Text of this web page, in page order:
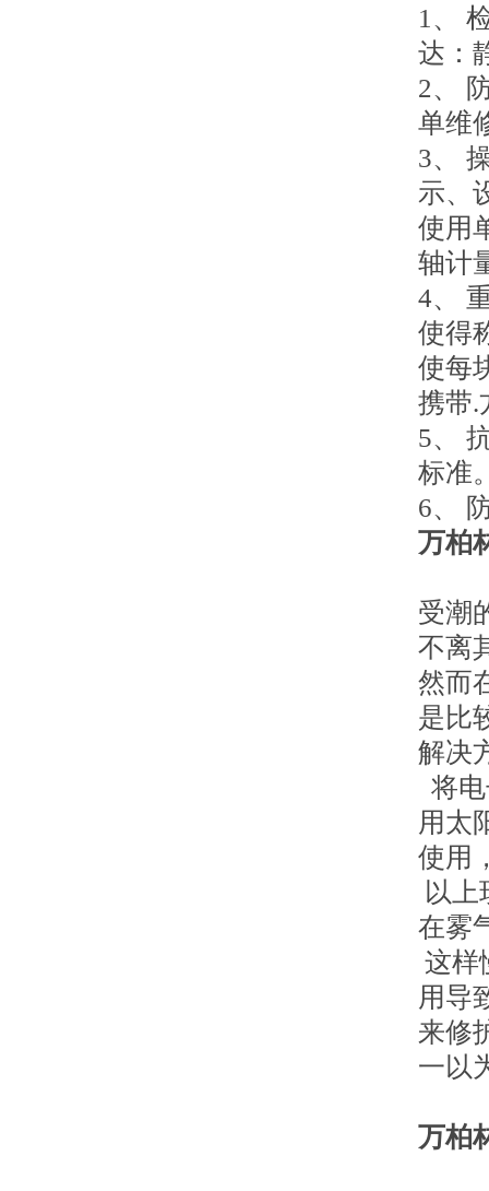
1、
达：
2、
单维
3、
示、
使用
轴计
4、
使得
使每
携带.
5、
标准
6、
万柏
受潮
不离
然而
是比
解决
将
用太
使用
以
在雾
这样
用导
来修
一以
万柏